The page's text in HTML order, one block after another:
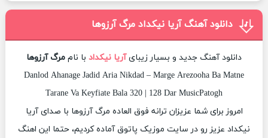
دانلود آهنگ آریا نیکداد مرگ آرزوها
دانلود آهنگ جدید و بسیار زیبایآریا نیکداد با نام مرگ آرزوها
Danlod Ahanage Jadid Aria Nikdad – Marge Arezooha Ba Matne
Tarane Va Keyfiate Bala 320 | 128 Dar MusicPatogh
امروز برای شما عزیزان ترانه فوق العاده مرگ آرزوها با صدای آریا
نیکداد عزیز رو در سایت موزیک پاتوق آماده کردیم، حتما این اهنگ